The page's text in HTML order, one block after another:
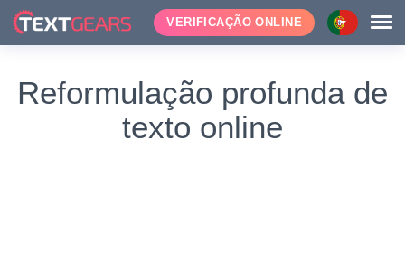
VERIFICAÇÃO ONLINE
Reformulação profunda de
texto online